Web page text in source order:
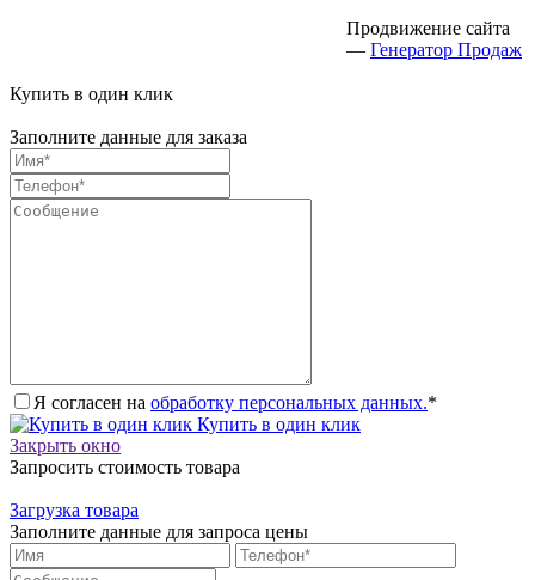
Продвижение сайта
— Генератор Продаж
Купить в один клик
Заполните данные для заказа
Я согласен на обработку персональных данных.*
Купить в один клик
Закрыть окно
Запросить стоимость товара
Загрузка товара
Заполните данные для запроса цены